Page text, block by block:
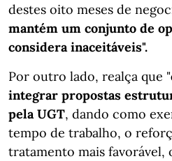
destes oito meses de
mantém um conjunto de
considera inaceitáveis".
Por outro lado, realça que "
integrar propostas
pela UGT, dando como
tempo de trabalho, o
tratamento mais favorável,